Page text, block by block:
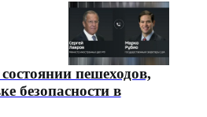
пешеходов,
безопасности в